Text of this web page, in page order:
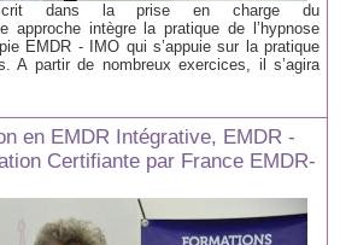
dans la prise en charge du
approche intègre la pratique de l’hypnose
EMDR - IMO qui s’appuie sur la pratique
A partir de nombreux exercices, il s’agira
en EMDR Intégrative, EMDR -
Certifiante par France EMDR-